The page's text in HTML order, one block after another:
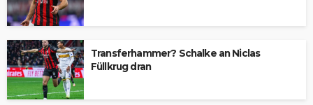
Transferhammer? Schalke an Niclas
Füllkrug dran